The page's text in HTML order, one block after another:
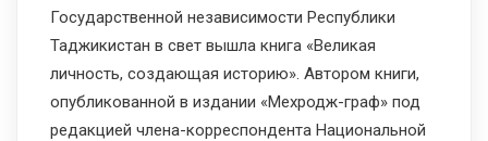
Государственной независимости Республики
Таджикистан в свет вышла книга «Великая
личность, создающая историю». Автором книги,
опубликованной в издании «Мехродж-граф» под
редакцией члена-корреспондента Национальной